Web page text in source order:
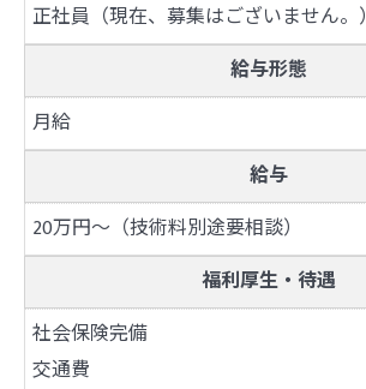
正社員（現在、募集はございません。）
給与形態
月給
給与
20万円～（技術料別途要相談）
福利厚生・待遇
社会保険完備
交通費